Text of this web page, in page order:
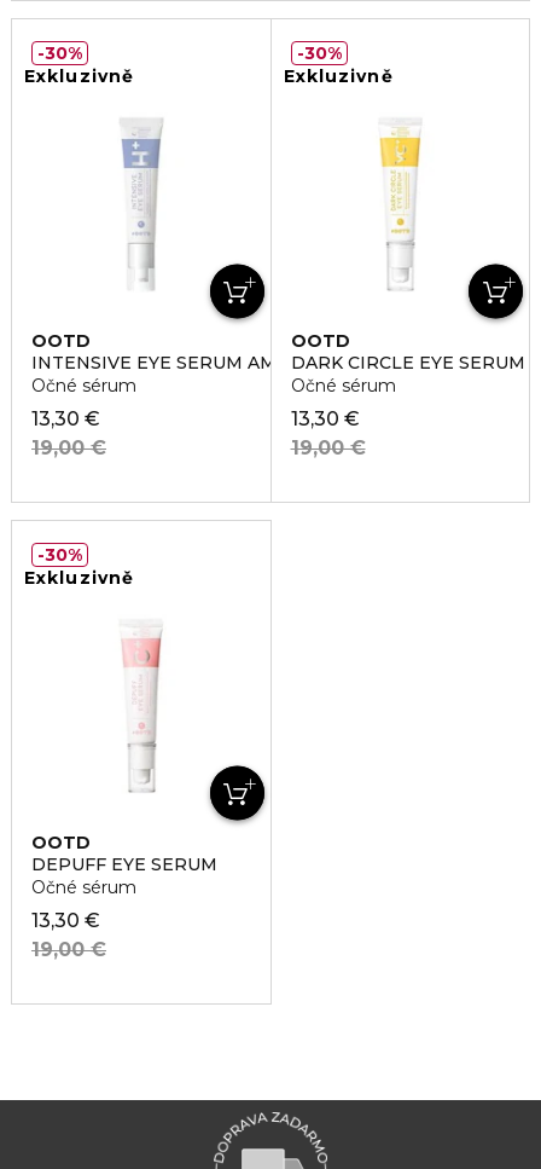
Exkluzivně
OOTD
INTENSIVE EYE SERUM AM
Očné sérum
13,30 €
19,00 €
30%
Exkluzivně
OOTD
DARK CIRCLE EYE SERUM
Očné sérum
13,30 €
19,00 €
30%
Exkluzivně
OOTD
DEPUFF EYE SERUM
Očné sérum
13,30 €
19,00 €
30%